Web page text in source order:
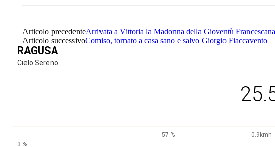
Articolo precedenteArrivata a Vittoria la Madonna della Gioventù Francescana
Articolo successivoComiso, tornato a casa sano e salvo Giorgio Fiaccavento
RAGUSA
Cielo Sereno
57 %
0.9kmh
3 %